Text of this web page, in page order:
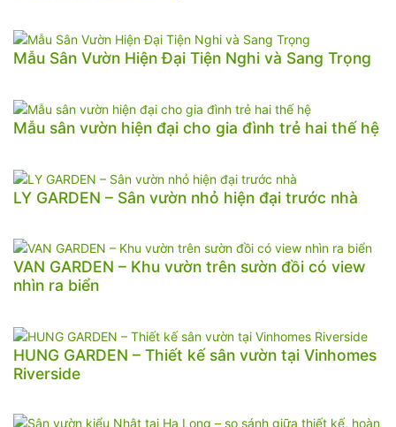
Mẫu Sân Vườn Hiện Đại Tiện Nghi và Sang Trọng
Mẫu sân vườn hiện đại cho gia đình trẻ hai thế hệ
LY GARDEN – Sân vườn nhỏ hiện đại trước nhà
VAN GARDEN – Khu vườn trên sườn đồi có view
nhìn ra biển
HUNG GARDEN – Thiết kế sân vườn tại Vinhomes
Riverside